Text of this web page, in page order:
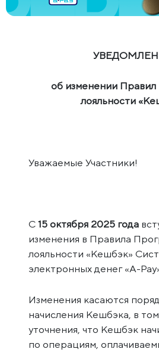
об изменении
лояльности
Уважаемые Участники!
С15 октября 2025 года
изменения в Правила
лояльности «Кешбэк»
электронных денег «A-
Изменения касаются
начисления Кешбэка, в
уточнения, что Кешбэк
по операциям,